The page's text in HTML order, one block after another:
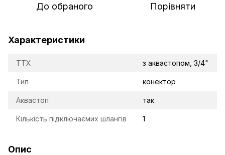
До обраного Порівняти
Характеристики
TTX з аквастопом, 3/4"
Тип конектор
Аквастоп так
Кількість підключаємих шлангів 1
Опис